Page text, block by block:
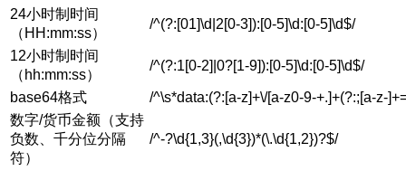
24小时制时间
（HH:mm:ss）
/^(?:[01]\d|2[0-3]):[0-5]\d:[0-5]\d$/
12小时制时间
（hh:mm:ss）
/^(?:1[0-2]|0?[1-9]):[0-5]\d:[0-5]\d$/
base64格式
/^\s*data:(?:[a-z]+\/[a-z0-9-+.]+(?:;[a-z-
数字/货币金额（支持
负数、千分位分隔
符）
/^-?\d{1,3}(,\d{3})*(\.\d{1,2})?$/